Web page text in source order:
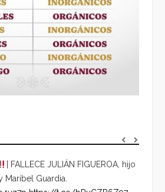
| FALLECE JULIÁN FIGUEROA, hijo
Maribel Guardia.